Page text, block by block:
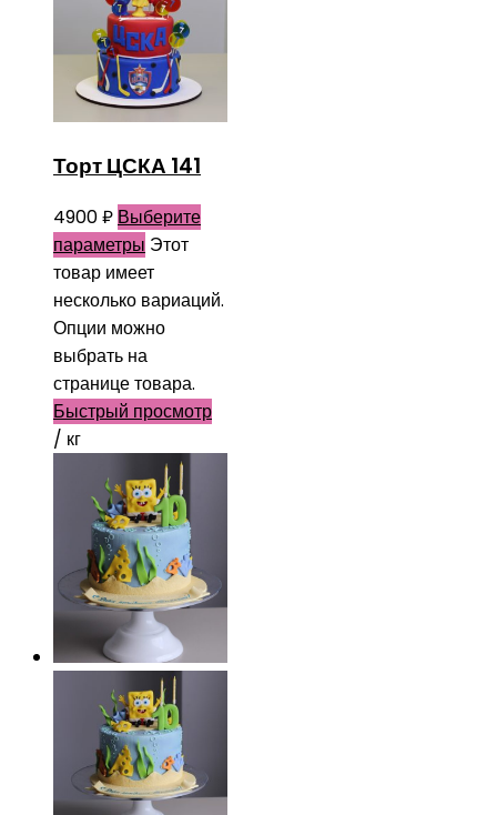
Торт ЦСКА 141
4900₽ Выберите
параметры Этот
товар имеет
несколько вариаций.
Опции можно
выбрать на
странице товара.
Быстрый просмотр
/ кг